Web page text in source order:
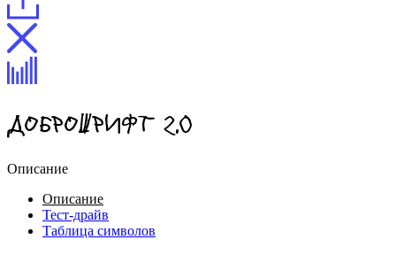
Доброшрифт 2.0
Описание
Описание
Тест-драйв
Таблица символов